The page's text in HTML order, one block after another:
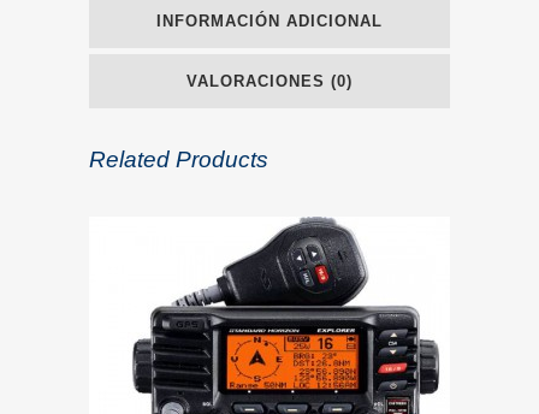
INFORMACIÓN ADICIONAL
VALORACIONES (0)
Related Products